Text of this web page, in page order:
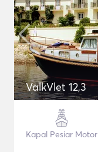
ValkVlet 12,3
Kapal Pesiar Motor